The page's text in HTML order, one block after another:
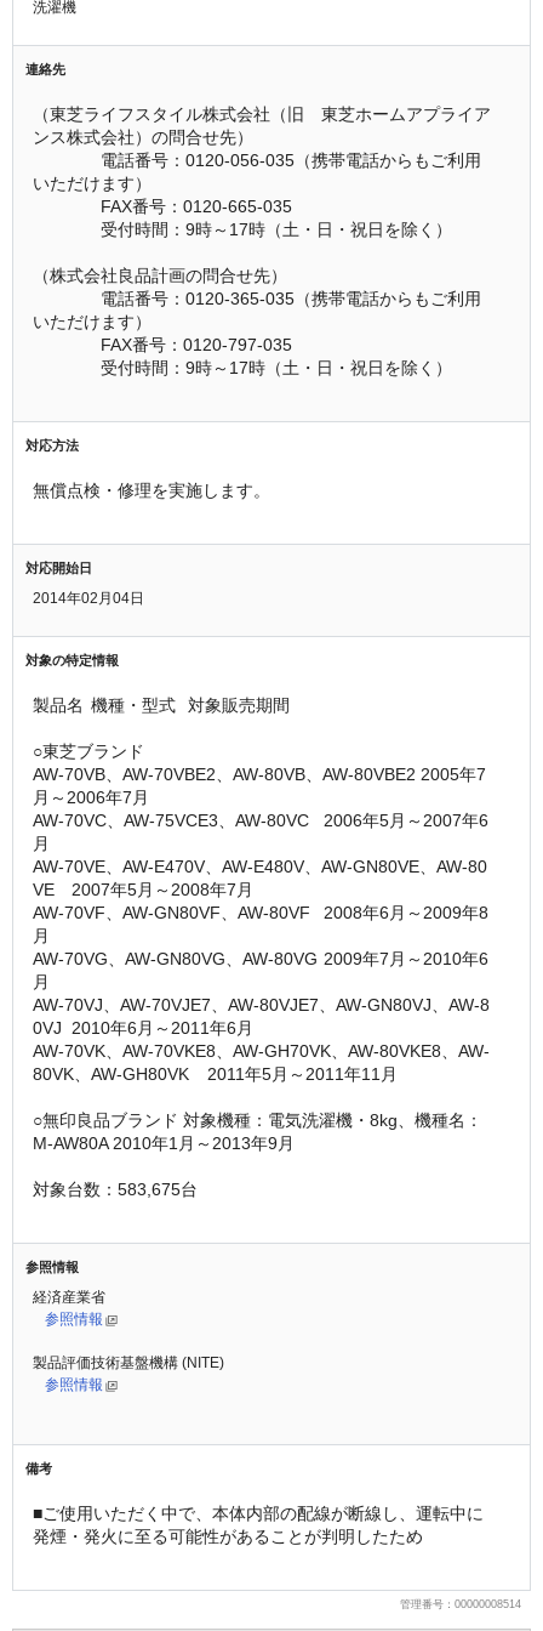
洗濯機
連絡先
（東芝ライフスタイル株式会社（旧　東芝ホームアプライア
ンス株式会社）の問合せ先）
電話番号：0120-056-035（携帯電話からもご利用
いただけます）
FAX番号：0120-665-035
受付時間：9時～17時（土・日・祝日を除く）
（株式会社良品計画の問合せ先）
電話番号：0120-365-035（携帯電話からもご利用
いただけます）
FAX番号：0120-797-035
受付時間：9時～17時（土・日・祝日を除く）
対応方法
無償点検・修理を実施します。
対応開始日
2014年02月04日
対象の特定情報
○東芝ブランド
AW-70VB、AW-70VBE2、AW-80VB、AW-80VBE2	2005年7
月～2006年7月
AW-70VC、AW-75VCE3、AW-80VC	2006年5月～2007年6
月
AW-70VE、AW-E470V、AW-E480V、AW-GN80VE、AW-80
VE	2007年5月～2008年7月
AW-70VF、AW-GN80VF、AW-80VF	2008年6月～2009年8
月
AW-70VG、AW-GN80VG、AW-80VG	2009年7月～2010年6
月
AW-70VJ、AW-70VJE7、AW-80VJE7、AW-GN80VJ、AW-8
0VJ	2010年6月～2011年6月
AW-70VK、AW-70VKE8、AW-GH70VK、AW-80VKE8、AW-
80VK、AW-GH80VK	2011年5月～2011年11月
○無印良品ブランド 対象機種：電気洗濯機・8kg、機種名：
M-AW80A 2010年1月～2013年9月
対象台数：583,675台
参照情報
経済産業省
参照情報
製品評価技術基盤機構 (NITE)
参照情報
備考
■ご使用いただく中で、本体内部の配線が断線し、運転中に
発煙・発火に至る可能性があることが判明したため
管理番号：00000008514